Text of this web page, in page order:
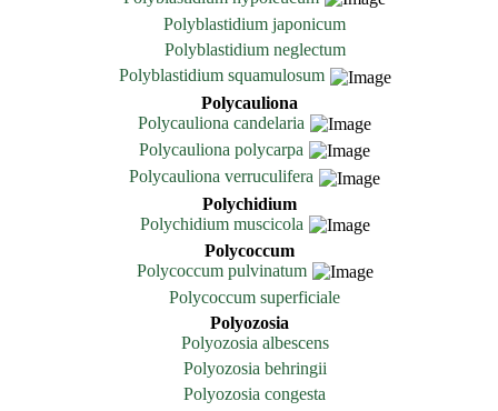
Polyblastidium japonicum
Polyblastidium neglectum
Polyblastidium squamulosum
Polycauliona
Polycauliona candelaria
Polycauliona polycarpa
Polycauliona verruculifera
Polychidium
Polychidium muscicola
Polycoccum
Polycoccum pulvinatum
Polycoccum superficiale
Polyozosia
Polyozosia albescens
Polyozosia behringii
Polyozosia congesta